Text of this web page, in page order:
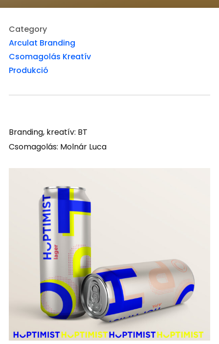
Category
Arculat Branding
Csomagolás Kreatív
Produkció
Branding, kreatív: BT
Csomagolás: Molnár Luca